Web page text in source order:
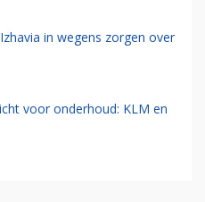
in wegens zorgen over
voor onderhoud: KLM en